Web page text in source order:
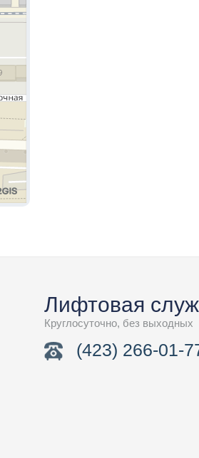
Лифтовая
Круглосуточно, без выходных
(423) 266-01-